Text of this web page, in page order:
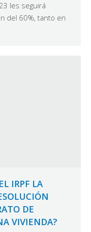
les seguirá
del 60%, tanto en
IRPF LA
DE
VIVIENDA?